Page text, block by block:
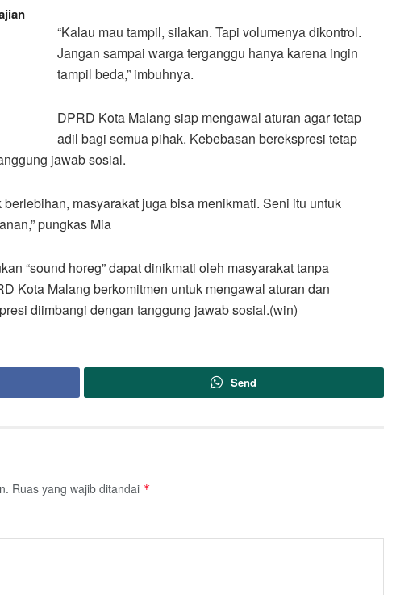
“Kalau mau tampil, silakan. Tapi volumenya dikontrol.
Jangan sampai warga terganggu hanya karena ingin
tampil beda,” imbuhnya.
DPRD Kota Malang siap mengawal aturan agar tetap
adil bagi semua pihak. Kebebasan berekspresi tetap
jawab sosial.
masyarakat juga bisa menikmati. Seni itu untuk
pungkas Mia
“sound horeg” dapat dinikmati oleh masyarakat tanpa
Kota Malang berkomitmen untuk mengawal aturan dan
diimbangi dengan tanggung jawab sosial.(win)
Send
Ruas yang wajib ditandai *